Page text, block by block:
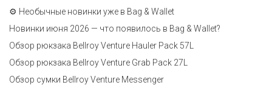
⚙️ Необычные новинки уже в Bag & Wallet
Новинки июня 2026 — что появилось в Bag & Wallet?
Обзор рюкзака Bellroy Venture Hauler Pack 57L
Обзор рюкзака Bellroy Venture Grab Pack 27L
Обзор сумки Bellroy Venture Messenger